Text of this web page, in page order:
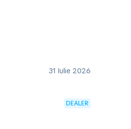
31 Iulie 2026
DEALER